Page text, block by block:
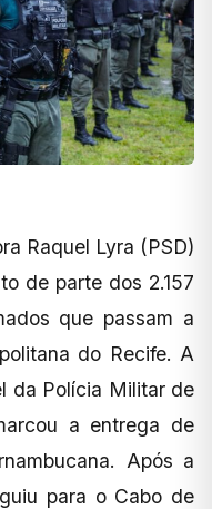
Raquel Lyra (PSD)
de parte dos 2.157
que passam a
do Recife. A
da Polícia Militar de
a entrega de
Após a
para o Cabo de